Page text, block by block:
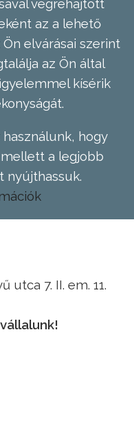
végrehajtott
az a lehető
elvárásai szerint
az Ön által
kísérik
hogy
a legjobb
nyújthassuk.
utca 7. II. em. 11.